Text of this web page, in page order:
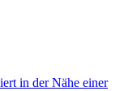
in der Nähe einer